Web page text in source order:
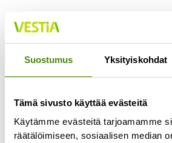
Suostumus Yksityiskohdat
Tämä sivusto käyttää evästeitä
Käytämme evästeitä tarjoamamme
räätälöimiseen, sosiaalisen median